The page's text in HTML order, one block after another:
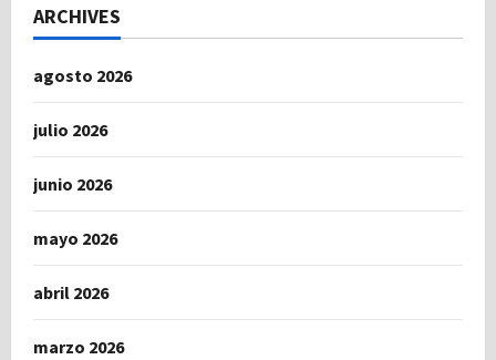
ARCHIVES
agosto 2026
julio 2026
junio 2026
mayo 2026
abril 2026
marzo 2026